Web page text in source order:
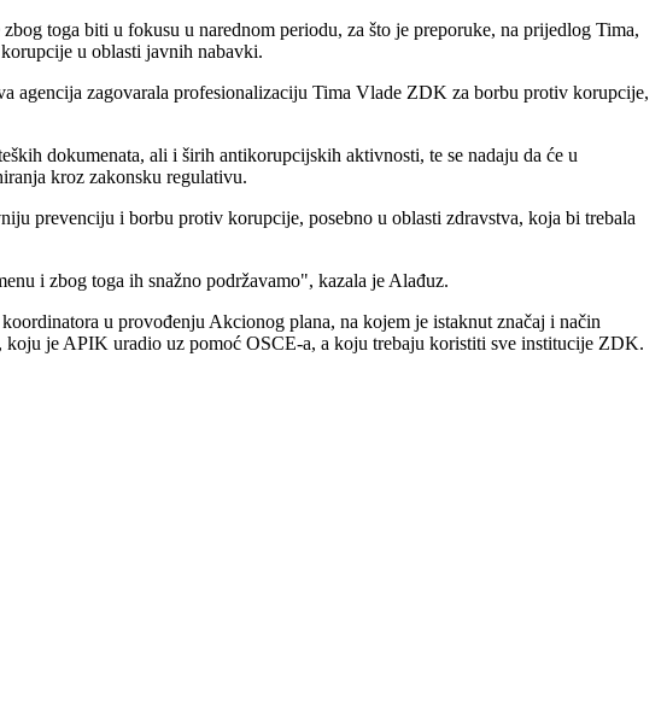
toga biti u fokusu u narednom periodu, za što je preporuke, na prijedlog Tima,
u oblasti javnih nabavki.
zagovarala profesionalizaciju Tima Vlade ZDK za borbu protiv korupcije,
dokumenata, ali i širih antikorupcijskih aktivnosti, te se nadaju da će u
kroz zakonsku regulativu.
prevenciju i borbu protiv korupcije, posebno u oblasti zdravstva, koja bi trebala
i zbog toga ih snažno podržavamo", kazala je Alađuz.
u provođenju Akcionog plana, na kojem je istaknut značaj i način
je APIK uradio uz pomoć OSCE-a, a koju trebaju koristiti sve institucije ZDK.